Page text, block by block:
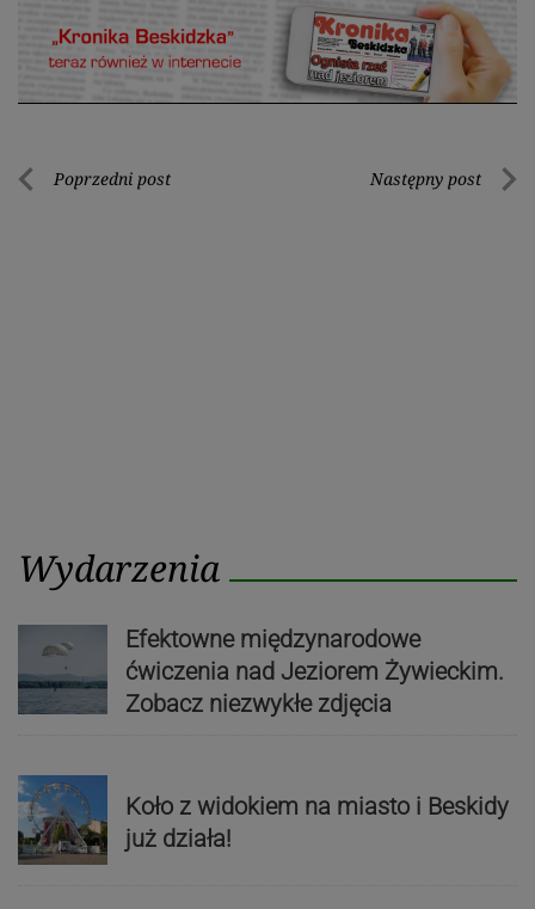
Nawigacja
Poprzedni post Następny post
Wydarzenia
Efektowne międzynarodowe
ćwiczenia nad Jeziorem Żywieckim.
Zobacz niezwykłe zdjęcia
Koło z widokiem na miasto i Beskidy
już działa!